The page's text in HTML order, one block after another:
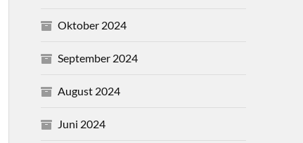
Oktober 2024
September 2024
August 2024
Juni 2024